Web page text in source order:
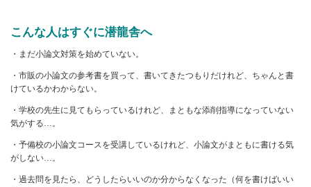
こんな人はすぐに潜龍舎へ
・まだ小論文対策を始めていない。
・市販の小論文の参考書を買って、書いてきたつもりだけれど、ちゃんと書
けているかわからない。
・学校の先生に見てもらっているけれど、まともな添削指導になっていない
気がする…。
・予備校の小論文コースを受講しているけれど、小論文がまともに書ける気
がしない…。
・過去問を見たら、どうしたらいいのか分からなくなった（何を書けばいい